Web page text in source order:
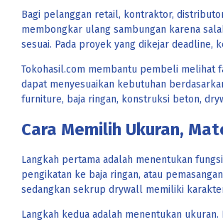
Bagi pelanggan retail, kontraktor,
membongkar ulang sambungan karena
sesuai. Pada proyek yang dikejar deadline,
Tokohasil.com membantu pembeli melihat
dapat menyesuaikan kebutuhan
furniture, baja ringan, konstruksi beton,
Cara Memilih Ukuran,
Langkah pertama adalah menentukan
pengikatan ke baja ringan, atau
sedangkan sekrup drywall memiliki
Langkah kedua adalah menentukan